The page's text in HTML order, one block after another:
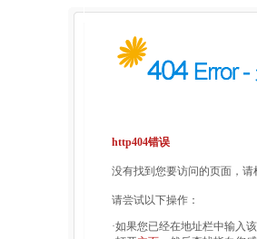
http404错误
没有找到您要访问的页面，
请尝试以下操作：
·如果您已经在地址栏中输入